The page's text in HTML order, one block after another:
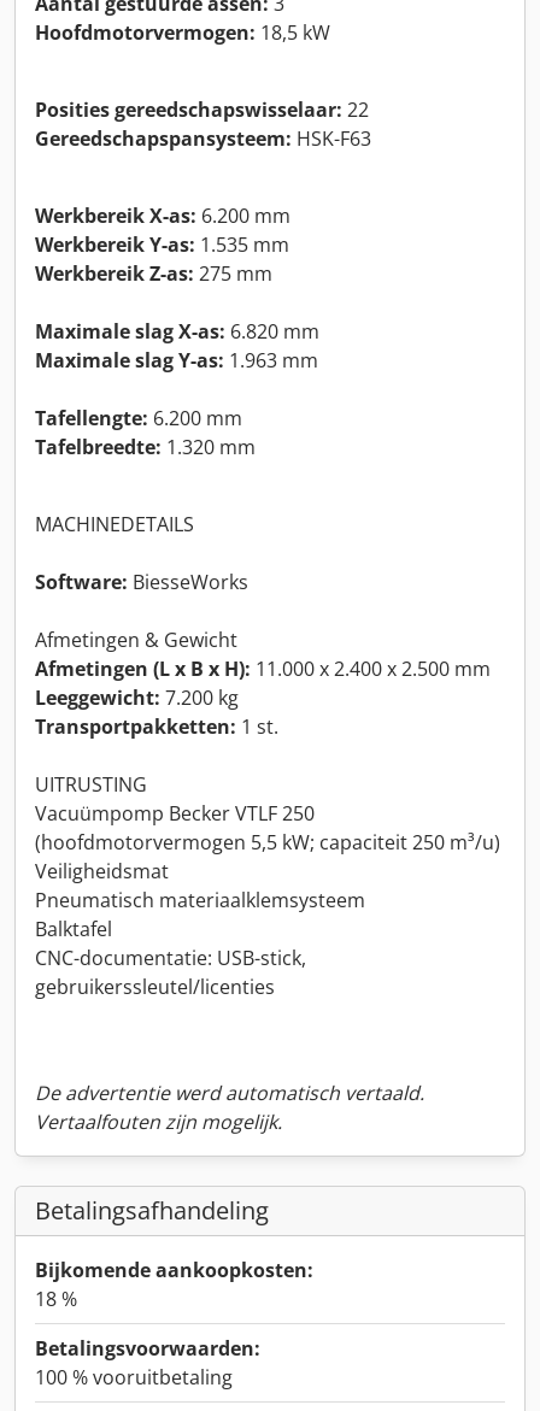
Hoofdmotorvermogen: 18,5 kW
Posities gereedschapswisselaar: 22
Gereedschapspansysteem: HSK-F63
Werkbereik X-as: 6.200 mm
Werkbereik Y-as: 1.535 mm
Werkbereik Z-as: 275 mm
Maximale slag X-as: 6.820 mm
Maximale slag Y-as: 1.963 mm
Tafellengte: 6.200 mm
Tafelbreedte: 1.320 mm
MACHINEDETAILS
Software: BiesseWorks
Afmetingen & Gewicht
Afmetingen (L x B x H): 11.000 x 2.400 x 2.500 mm
Leeggewicht: 7.200 kg
Transportpakketten: 1 st.
UITRUSTING
Vacuümpomp Becker VTLF 250
(hoofdmotorvermogen 5,5 kW; capaciteit 250 m³/u)
Veiligheidsmat
Pneumatisch materiaalklemsysteem
Balktafel
CNC-documentatie: USB-stick,
gebruikerssleutel/licenties
De advertentie werd automatisch vertaald.
Vertaalfouten zijn mogelijk.
Betalingsafhandeling
Bijkomende aankoopkosten:
18 %
Betalingsvoorwaarden:
100 % vooruitbetaling